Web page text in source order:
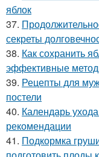
яблок
37.
секреты
38. Как сохранить
эффективные
39. Рецепты для
постели
40. Календарь
рекомендации
41. Подкормка